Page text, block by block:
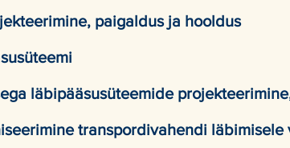
paigaldus ja hooldus
läbipääsusüteemide
transpordivahendi läbimisele